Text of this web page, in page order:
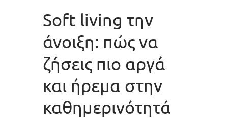
Soft living την
άνοιξη: πώς να
ζήσεις πιο αργά
και ήρεμα στην
καθημερινότητά